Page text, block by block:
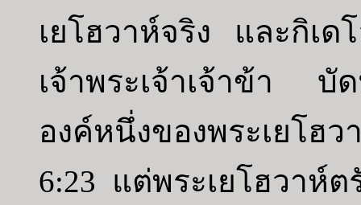
เยโฮวาห์จริง และกิเ
เจ้าพระเจ้าเจ้าข้า บั
องค์หนึ่งของพระเยโฮ
6:23 แต่พระเยโฮวาห์